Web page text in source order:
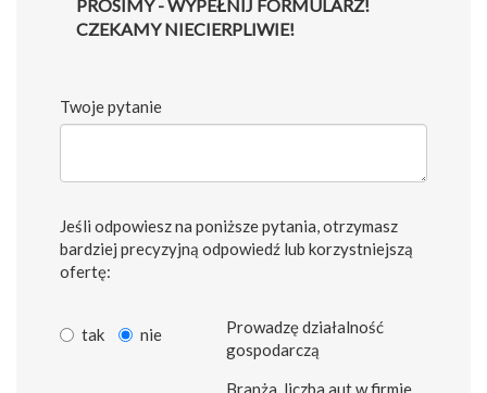
PROSIMY - WYPEŁNIJ FORMULARZ!
CZEKAMY NIECIERPLIWIE!
Twoje pytanie
Jeśli odpowiesz na poniższe pytania, otrzymasz
bardziej precyzyjną odpowiedź lub korzystniejszą
ofertę:
tak nie
Prowadzę działalność
gospodarczą
Branża, liczba aut w firmie